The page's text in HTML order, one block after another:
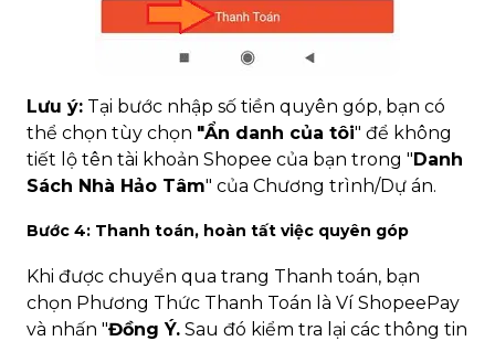
Lưu ý: Tại bước nhập số tiền quyên góp, bạn có
thể chọn tùy chọn "Ẩn danh của tôi" để không
tiết lộ tên tài khoản Shopee của bạn trong "Danh
Sách Nhà Hảo Tâm" của Chương trình/Dự án.
Bước 4: Thanh toán, hoàn tất việc quyên góp
Khi được chuyển qua trang Thanh toán, bạn
chọn Phương Thức Thanh Toán là Ví ShopeePay
và nhấn "Đồng Ý. Sau đó kiểm tra lại các thông tin